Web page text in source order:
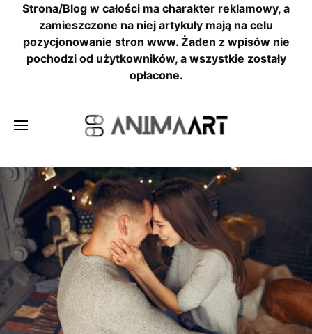
Strona/Blog w całości ma charakter reklamowy, a
zamieszczone na niej artykuły mają na celu
pozycjonowanie stron www. Żaden z wpisów nie
pochodzi od użytkowników, a wszystkie zostały
opłacone.